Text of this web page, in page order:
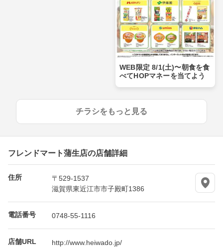
WEB限定 8/1(土)〜朝食を食
べてHOPマネーを当てよう
チラシをもっと見る
フレンドマート蒲生店の店舗詳細
住所
〒529-1537
滋賀県東近江市市子殿町1386
電話番号 0748-55-1116
店舗URL http://www.heiwado.jp/